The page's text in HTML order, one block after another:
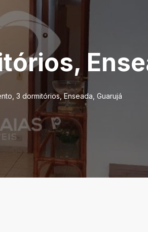
3 dormitórios, Enseada, Guarujá